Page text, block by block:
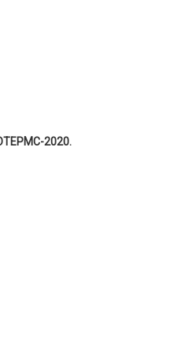
2020.